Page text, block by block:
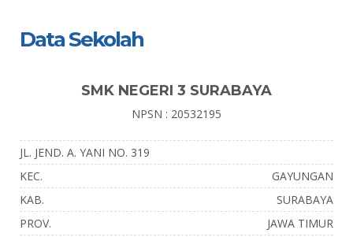
Data Sekolah
SMK NEGERI 3 SURABAYA
NPSN : 20532195
JL. JEND. A. YANI NO. 319
KEC.
GAYUNGAN
KAB.
SURABAYA
PROV.
JAWA TIMUR